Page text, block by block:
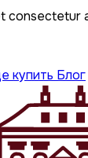
consectetur
купить Блог